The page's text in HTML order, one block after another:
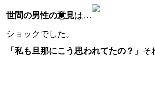
世間の男性の意見は…
ショックでした。
「私も旦那にこう思われてたの？」 そ